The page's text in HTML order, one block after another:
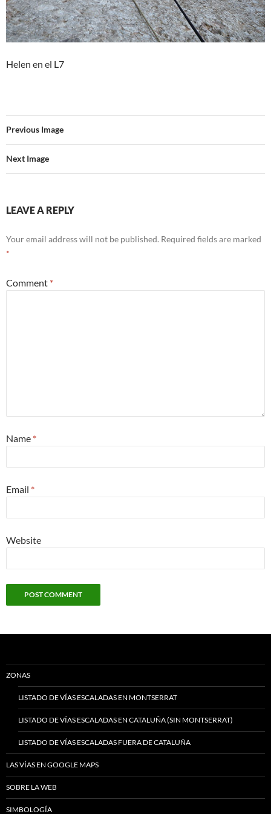
Helen en el L7
Previous Image
Next Image
LEAVE A REPLY
Your email address will not be published. Required fields are marked
*
Comment *
Name *
Email *
Website
ZONAS
LISTADO DE VÍAS ESCALADAS EN MONTSERRAT
LISTADO DE VÍAS ESCALADAS EN CATALUÑA (SIN MONTSERRAT)
LISTADO DE VÍAS ESCALADAS FUERA DE CATALUÑA
LAS VÍAS EN GOOGLE MAPS
SOBRE LA WEB
SIMBOLOGÍA